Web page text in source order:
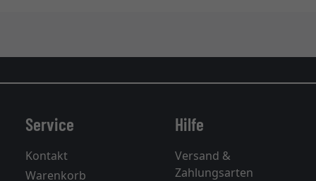
Service
Kontakt
Warenkorb
Hilfe
Versand &
Zahlungsarten